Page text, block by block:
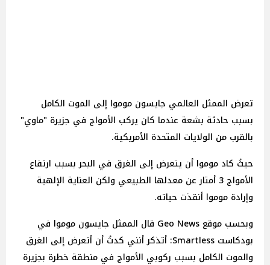
تعرض الممثل العالمي جايسون موموا إلى الموت الكامل
بسبب حادثة بشعة عندما كان يركب الأمواج في جزيرة "ماوي"
بالقرب من الولايات المتحدة الأمريكية.
حيثُ كاد موموا أن يتعرض إلى الغرق في البحر بسبب ارتفاع
الأمواج 3 أمتار عن معدلها الطبيعي ولكن العناية الإلهية
وإرادة موموا أنقذت حياته.
وبحسب موقع Geo News قال الممثل جايسون موموا في
بودكاست Smartless: أتذكر أنني كدتُ أن أتعرض إلى الغرق
والموت الكامل بسبب ركوبي الأمواج في منطقة خطرة بجزيرة